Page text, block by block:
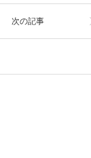
次の記事